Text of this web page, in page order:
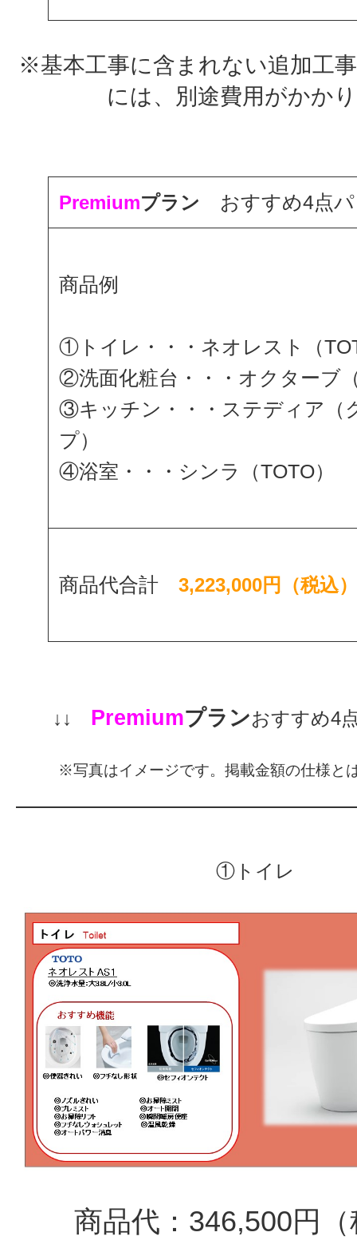
※基本工事に含まれない追加工
には、別途費用がかか
Premiumプラン おすすめ4点
商品例
①トイレ・・・ネオレスト（
②洗面化粧台・・・オクターブ
③キッチン・・・ステディア（
プ）
④浴室・・・シンラ（TOTO）
商品代合計 3,223,000円（税込）
↓↓ Premiumプランおすすめ4
※写真はイメージです。掲載金額の仕様と
①トイレ
商品代：346,500円